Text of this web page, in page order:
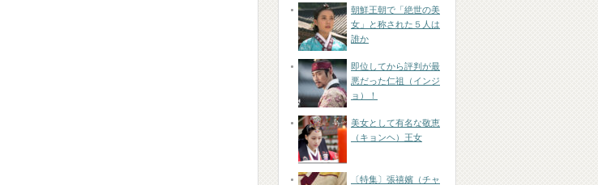
朝鮮王朝で「絶世の美
女」と称された５人は
誰か
即位してから評判が最
悪だった仁祖（インジ
ョ）！
美女として有名な敬恵
（キョンヘ）王女
〔特集〕張禧嬪（チャ